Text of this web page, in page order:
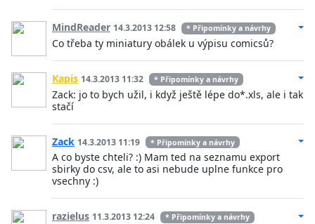
MindReader 14.3.2013 12:58 * Připomínky a návrhy
Co třeba ty miniatury obálek u výpisu comicsů?
Kapis 14.3.2013 11:32 * Připomínky a návrhy
Zack: jo to bych užil, i když ještě lépe do*.xls, ale i tak
stačí
Zack 14.3.2013 11:19 * Připomínky a návrhy
A co byste chteli? :) Mam ted na seznamu export
sbirky do csv, ale to asi nebude uplne funkce pro
vsechny :)
razielus 11.3.2013 12:24 * Připomínky a návrhy